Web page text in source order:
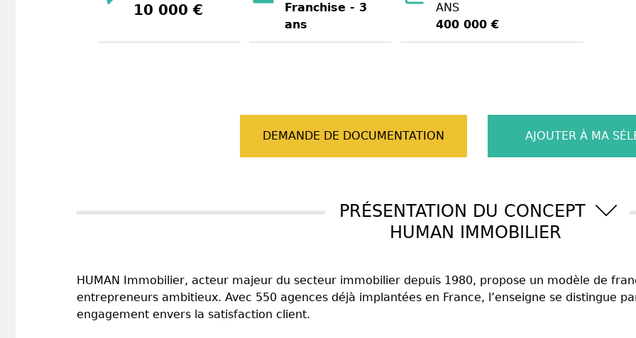
10 000 €
Franchise - 3
ans
ANS
400 000 €
DEMANDE DE DOCUMENTATION AJOUTER À MA
PRÉSENTATION DU CONCEPT
HUMAN IMMOBILIER
HUMAN Immobilier, acteur majeur du secteur immobilier depuis 1980, propose un modèle de
entrepreneurs ambitieux. Avec 550 agences déjà implantées en France, l’enseigne se distingue
engagement envers la satisfaction client.